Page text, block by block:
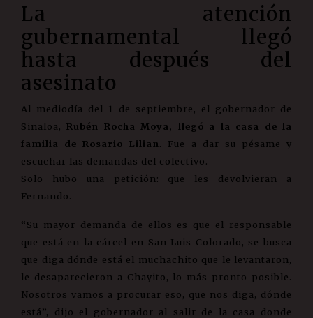
La atención
gubernamental llegó
hasta después del
asesinato
Al mediodía del 1 de septiembre, el gobernador de
Sinaloa,Rubén Rocha Moya, llegó a la casa de la
familia de Rosario Lilian. Fue a dar su pésame y
escuchar las demandas del colectivo.
Solo hubo una petición: que les devolvieran a
Fernando.
“Su mayor demanda de ellos es que el responsable
que está en la cárcel en San Luis Colorado, se busca
que diga dónde está el muchachito que le levantaron,
le desaparecieron a Chayito, lo más pronto posible.
Nosotros vamos a procurar eso, que nos diga, dónde
está”, dijo el gobernador al salir de la casa donde